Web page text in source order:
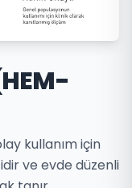
kullanım için
ve evde düzenli